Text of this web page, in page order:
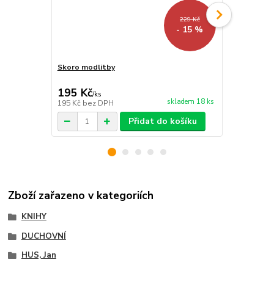
229 Kč
- 15 %
Skoro modlitby
195 Kč/ks
195 Kč bez DPH skladem 18 ks
Přidat do košíku
Zboží zařazeno v kategoriích
KNIHY
DUCHOVNÍ
HUS, Jan